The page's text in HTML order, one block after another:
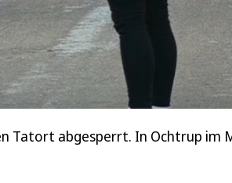
Tatort abgesperrt. In Ochtrup